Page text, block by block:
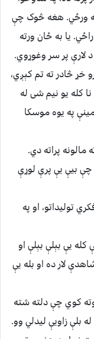
نه ورځي. هغه څوک چې
یا به ځان ورته
لارې پر سر وغوړوي.
خړ څادر ته تم کېږي،
نا کله یو نیم شی له
په یوه موسکا
مالونه پراته دي.
بیې یې پرې لوړې
توليداتو، او په
یې بېلې بېلې او
لار ده او بله یې
کوي چې دلته شته
بلې زاویې لیدلي وو.